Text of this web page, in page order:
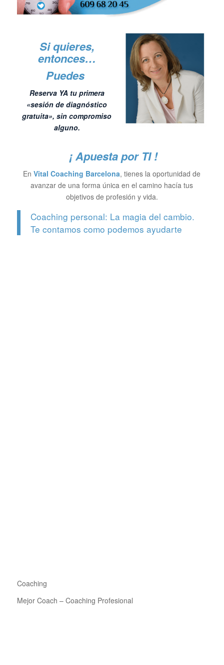
Si quieres,
entonces…
Puedes
Reserva YA tu primera
«sesión de diagnóstico
gratuita», sin compromiso
alguno.
¡ Apuesta por TI !
EnVital Coaching Barcelona, tienes la oportunidad de
avanzar de una forma única en el camino hacía tus
objetivos de profesión y vida.
Coaching personal: La magia del cambio.
Te contamos como podemos ayudarte
Coaching
Mejor Coach – Coaching Profesional